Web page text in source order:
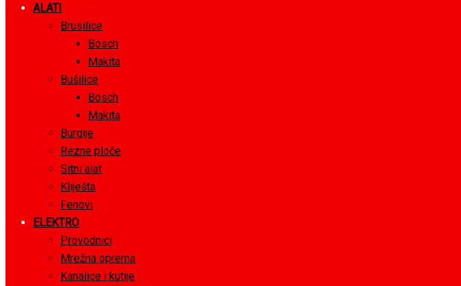
ALATI
Brusilice
Bosch
Makita
Bušilice
Bosch
Makita
Burgije
Rezne ploče
Sitni alat
Kliješta
Fenovi
ELEKTRO
Provodnici
Mrežna oprema
Kanalice i kutije